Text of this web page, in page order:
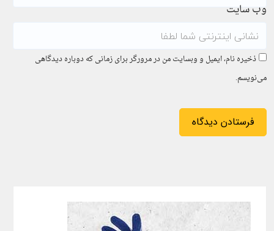
وب سایت
ذخیره نام، ایمیل و وبسایت من در مرورگر برای زمانی که دوباره دیدگاهی
می‌نویسم.